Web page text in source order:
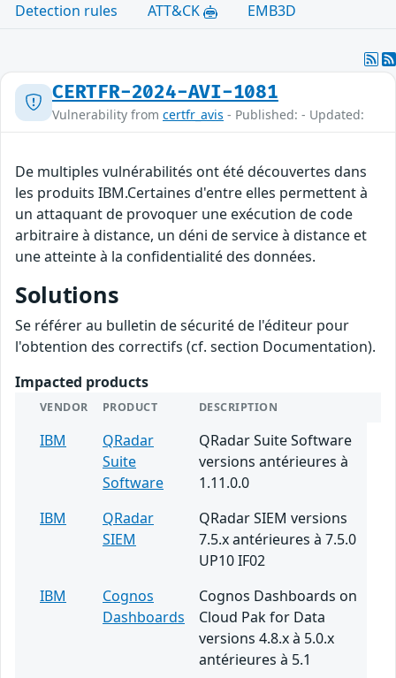
Detection rules
ATT&CK EMB3D
CERTFR-2024-AVI-1081
Vulnerability from certfr_avis - Published: - Updated:
De multiples vulnérabilités ont été découvertes dans
les produits IBM.Certaines d'entre elles permettent à
un attaquant de provoquer une exécution de code
arbitraire à distance, un déni de service à distance et
une atteinte à la confidentialité des données.
Solutions
Se référer au bulletin de sécurité de l'éditeur pour
l'obtention des correctifs (cf. section Documentation).
Impacted products
VENDOR PRODUCT DESCRIPTION
IBM
QRadar
Suite
Software
QRadar Suite Software
versions antérieures à
1.11.0.0
IBM
QRadar
SIEM
QRadar SIEM versions
7.5.x antérieures à 7.5.0
UP10 IF02
IBM
Cognos
Dashboards
Cognos Dashboards on
Cloud Pak for Data
versions 4.8.x à 5.0.x
antérieures à 5.1